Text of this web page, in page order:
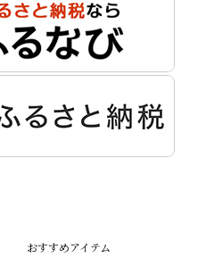
おすすめアイテム